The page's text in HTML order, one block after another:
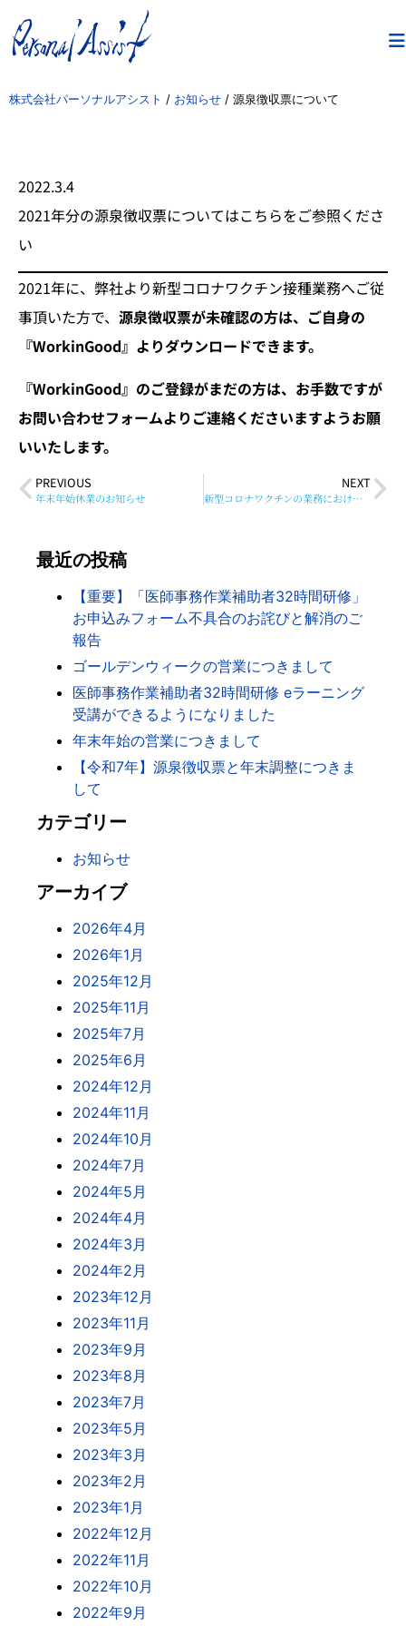
株式会社パーソナルアシスト / お知らせ / 源泉徴収票について
2022.3.4
2021年分の源泉徴収票についてはこちらをご参照くださ
い
2021年に、弊社より新型コロナワクチン接種業務へご従
事頂いた方で、 源泉徴収票が未確認の方は、ご自身の
『WorkinGood』よりダウンロードできます。
『WorkinGood』のご登録がまだの方は、お手数ですが
お問い合わせフォームよりご連絡くださいますようお願
いいたします。
PREVIOUS
年末年始休業のお知らせ
NEXT
新型コロナワクチンの業務における求人について
最近の投稿
【重要】「医師事務作業補助者32時間研修」
お申込みフォーム不具合のお詫びと解消のご
報告
ゴールデンウィークの営業につきまして
医師事務作業補助者32時間研修 eラーニング
受講ができるようになりました
年末年始の営業につきまして
【令和7年】源泉徴収票と年末調整につきま
して
カテゴリー
お知らせ
アーカイブ
2026年4月
2026年1月
2025年12月
2025年11月
2025年7月
2025年6月
2024年12月
2024年11月
2024年10月
2024年7月
2024年5月
2024年4月
2024年3月
2024年2月
2023年12月
2023年11月
2023年9月
2023年8月
2023年7月
2023年5月
2023年3月
2023年2月
2023年1月
2022年12月
2022年11月
2022年10月
2022年9月